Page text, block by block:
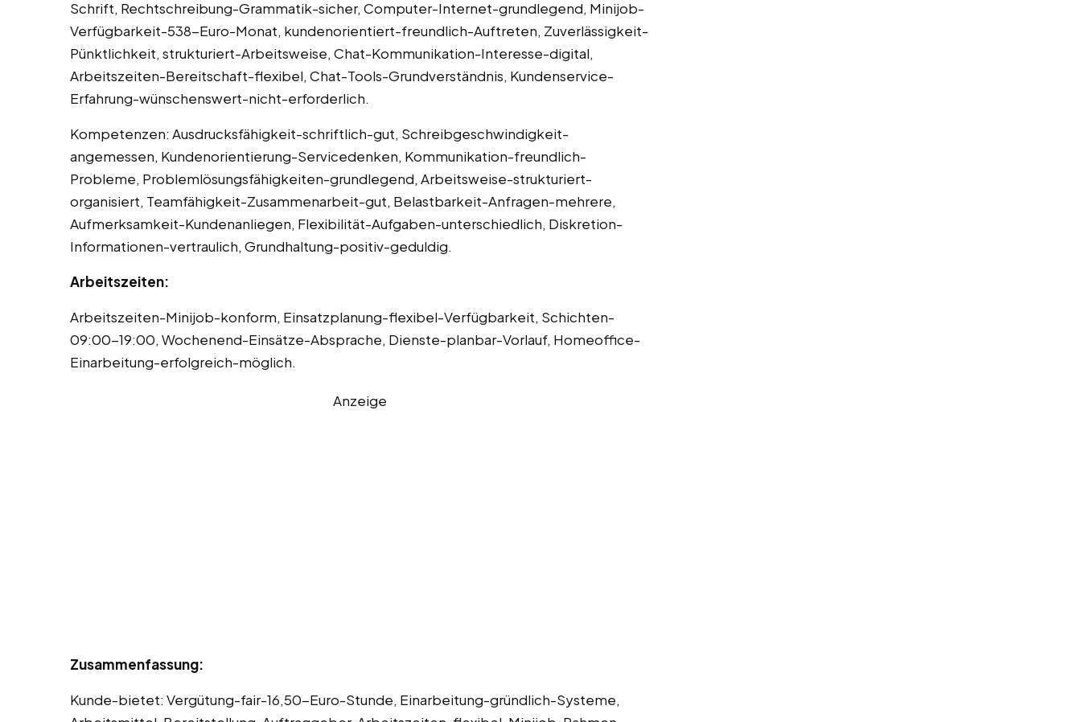
Schrift, Rechtschreibung-Grammatik-sicher, Computer-Internet-grundlegend, Minijob-
Verfügbarkeit-538-Euro-Monat, kundenorientiert-freundlich-Auftreten, Zuverlässigkeit-
Pünktlichkeit, strukturiert-Arbeitsweise, Chat-Kommunikation-Interesse-digital,
Arbeitszeiten-Bereitschaft-flexibel, Chat-Tools-Grundverständnis, Kundenservice-
Erfahrung-wünschenswert-nicht-erforderlich.
Kompetenzen: Ausdrucksfähigkeit-schriftlich-gut, Schreibgeschwindigkeit-
angemessen, Kundenorientierung-Servicedenken, Kommunikation-freundlich-
Probleme, Problemlösungsfähigkeiten-grundlegend, Arbeitsweise-strukturiert-
organisiert, Teamfähigkeit-Zusammenarbeit-gut, Belastbarkeit-Anfragen-mehrere,
Aufmerksamkeit-Kundenanliegen, Flexibilität-Aufgaben-unterschiedlich, Diskretion-
Informationen-vertraulich, Grundhaltung-positiv-geduldig.
Arbeitszeiten:
Arbeitszeiten-Minijob-konform, Einsatzplanung-flexibel-Verfügbarkeit, Schichten-
09:00-19:00, Wochenend-Einsätze-Absprache, Dienste-planbar-Vorlauf, Homeoffice-
Einarbeitung-erfolgreich-möglich.
Anzeige
Zusammenfassung:
Kunde-bietet: Vergütung-fair-16,50-Euro-Stunde, Einarbeitung-gründlich-Systeme,